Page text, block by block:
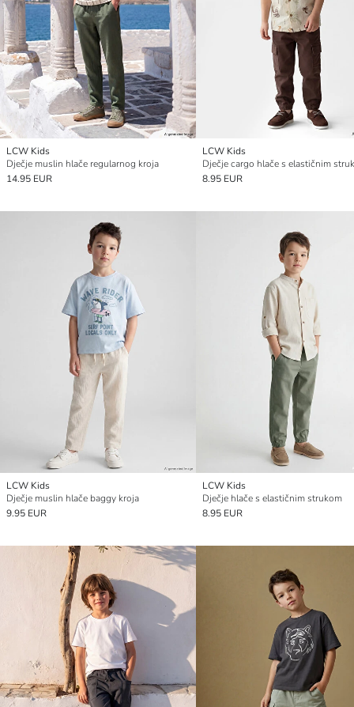
LCW Kids
Dječje muslin hlače regularnog kroja
14.95 EUR
LCW Kids
Dječje cargo hlače s elastičnim
8.95 EUR
LCW Kids
Dječje muslin hlače baggy kroja
9.95 EUR
LCW Kids
Dječje hlače s elastičnim strukom
8.95 EUR